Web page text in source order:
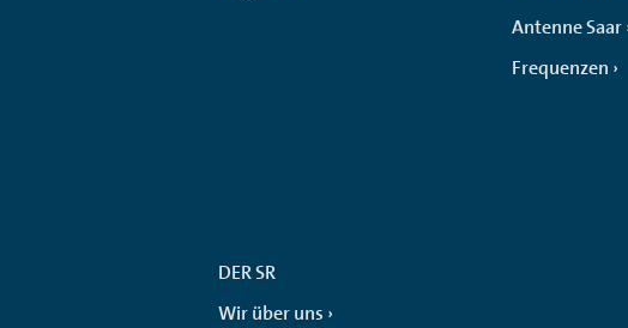
Antenne Saar
Frequenzen
DER SR
Wir über uns